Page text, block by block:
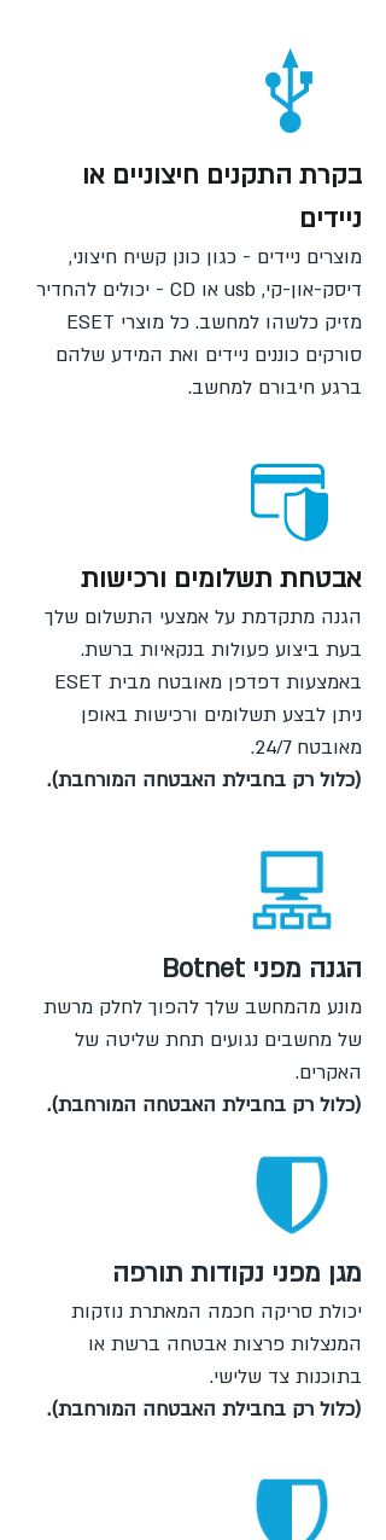
בקרת התקנים חיצוניים או
ניידים
מוצרים ניידים - כגון כונן קשיח חיצוני,
דיסק-און-קי, usb או CD - יכולים להחדיר
מזיק כלשהו למחשב. כל מוצרי ESET
סורקים כוננים ניידים ואת המידע שלהם
ברגע חיבורם למחשב.
אבטחת תשלומים ורכישות
הגנה מתקדמת על אמצעי התשלום שלך
בעת ביצוע פעולות בנקאיות ברשת.
באמצעות דפדפן מאובטח מבית ESET
ניתן לבצע תשלומים ורכישות באופן
מאובטח 24/7.
(כלול רק בחבילת האבטחה המורחבת).
הגנה מפני Botnet
מונע מהמחשב שלך להפוך לחלק מרשת
של מחשבים נגועים תחת שליטה של
האקרים.
(כלול רק בחבילת האבטחה המורחבת).
מגן מפני נקודות תורפה
יכולת סריקה חכמה המאתרת נוזקות
המנצלות פרצות אבטחה ברשת או
בתוכנות צד שלישי.
(כלול רק בחבילת האבטחה המורחבת).